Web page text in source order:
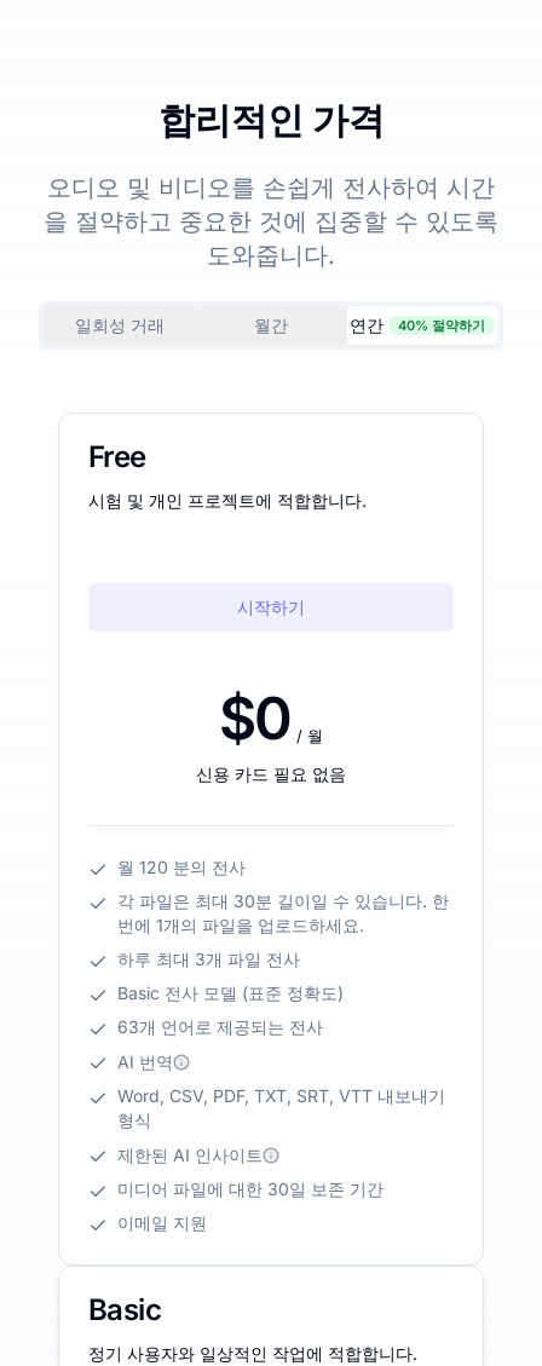
합리적인 가격
오디오 및 비디오를 손쉽게 전사하여 시간
을 절약하고 중요한 것에 집중할 수 있도록
도와줍니다.
일회성 거래 월간 연간 40% 절약하기
Free
시험 및 개인 프로젝트에 적합합니다.
시작하기
$0 / 월
신용 카드 필요 없음
월 120 분의 전사
각 파일은 최대 30분 길이일 수 있습니다. 한
번에 1개의 파일을 업로드하세요.
하루 최대 3개 파일 전사
Basic 전사 모델 (표준 정확도)
63개 언어로 제공되는 전사
AI 번역
Word, CSV, PDF, TXT, SRT, VTT 내보내기
형식
제한된 AI 인사이트
미디어 파일에 대한 30일 보존 기간
이메일 지원
Basic
정기 사용자와 일상적인 작업에 적합합니다.